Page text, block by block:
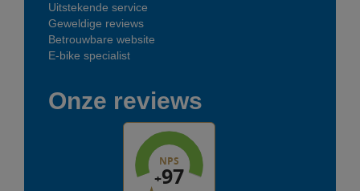
Uitstekende service
Geweldige reviews
Betrouwbare website
E-bike specialist
Onze reviews